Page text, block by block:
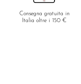
Consegna gratuita in
Italia oltre i 150 €